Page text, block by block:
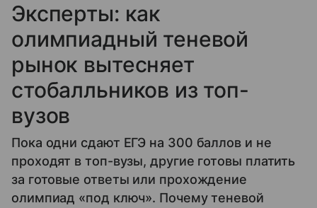
Эксперты: как
олимпиадный теневой
рынок вытесняет
стобалльников из топ-
вузов
Пока одни сдают ЕГЭ на 300 баллов и не
проходят в топ-вузы, другие готовы платить
за готовые ответы или прохождение
олимпиад «под ключ». Почему теневой